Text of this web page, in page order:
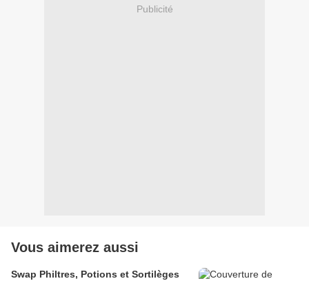
Publicité
Vous aimerez aussi
Swap Philtres, Potions et Sortilèges